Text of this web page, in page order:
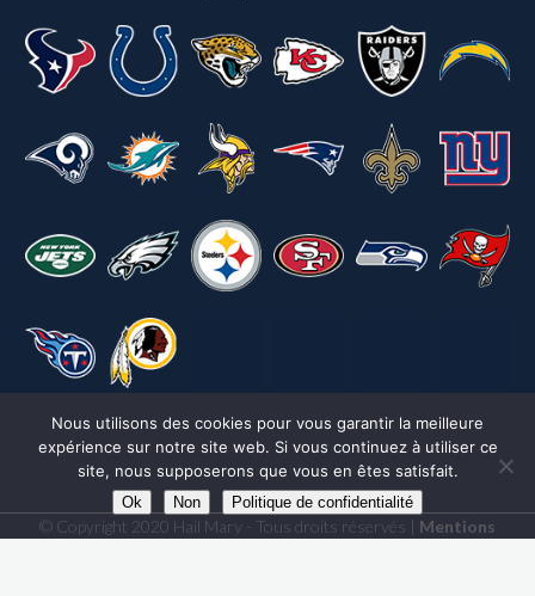
© Copyright 2020 Hail Mary - Tous droits réservés | Mentions
Nous utilisons des cookies pour vous garantir la meilleure
expérience sur notre site web. Si vous continuez à utiliser ce
site, nous supposerons que vous en êtes satisfait.
Ok Non Politique de confidentialité